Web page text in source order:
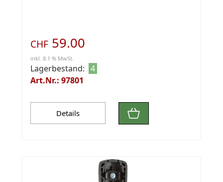
CHF 59.00
inkl. 8.1 % MwSt.
Lagerbestand: 4
Art.Nr.: 97801
Details